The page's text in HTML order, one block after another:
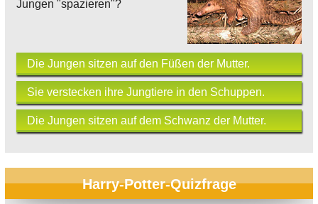
Jungen "spazieren"?
Die Jungen sitzen auf den Füßen der Mutter.
Sie verstecken ihre Jungtiere in den Schuppen.
Die Jungen sitzen auf dem Schwanz der Mutter.
Harry-Potter-Quizfrage